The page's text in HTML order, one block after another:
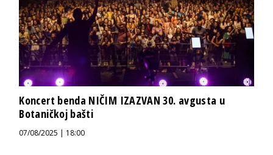
Koncert benda NIČIM IZAZVAN 30. avgusta u
Botaničkoj bašti
07/08/2025 | 18:00